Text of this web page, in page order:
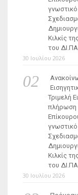
Κιλκίς
του
30 Ιουλίου 2026
Τριμελή
πλήρωση
Κιλκίς
του
30 Ιουλίου 2026